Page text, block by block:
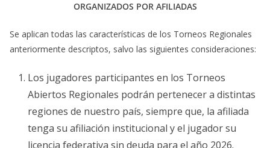
ORGANIZADOS POR AFILIADAS
Se aplican todas las características de los Torneos Regionales
anteriormente descriptos, salvo las siguientes consideraciones:
Los jugadores participantes en los Torneos
Abiertos Regionales podrán pertenecer a distintas
regiones de nuestro país, siempre que, la afiliada
tenga su afiliación institucional y el jugador su
licencia federativa sin deuda para el año 2026.